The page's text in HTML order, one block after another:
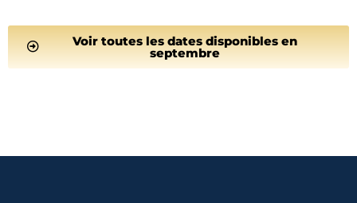
Voir toutes les dates disponibles en
septembre